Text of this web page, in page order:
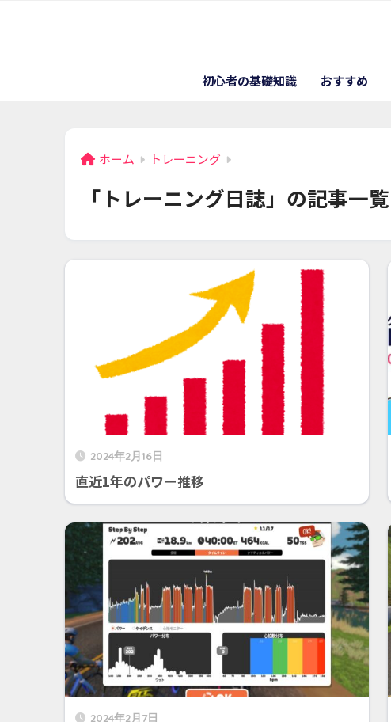
初心者の基礎知識 おすすめ
ホーム トレーニング
「トレーニング日誌」の記事一覧
2024年2月16日
直近1年のパワー推移
2024年2月7日